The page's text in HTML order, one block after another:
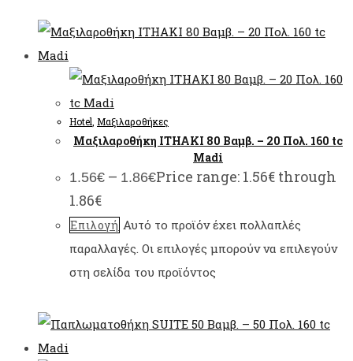
Hotel Μαξιλαροθήκες
Μαξιλαροθήκη ITHAKI 80 Βαμβ. – 20 Πολ. 160 tc
Madi
1.56€ – 1.86€Price range: 1.56€ through
1.86€
Επιλογή Αυτό το προϊόν έχει πολλαπλές
παραλλαγές. Οι επιλογές μπορούν να επιλεγούν
στη σελίδα του προϊόντος